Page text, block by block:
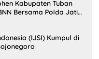
Kabupaten Tuban
Bersama Polda Jatim
(IJSI) Kumpul di